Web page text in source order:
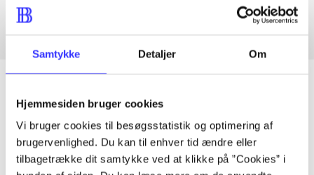
Samtykke Detaljer Om
Hjemmesiden bruger cookies
Vi bruger cookies til besøgsstatistik og optimering af
brugervenlighed. Du kan til enhver tid ændre eller
tilbagetrække dit samtykke ved at klikke på ”Cookies” i
Artikler
Alle registrerede artikler fordelt på udgivelser